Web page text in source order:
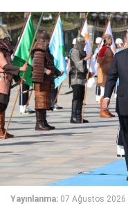
Yayınlanma: 07 Ağustos 2026